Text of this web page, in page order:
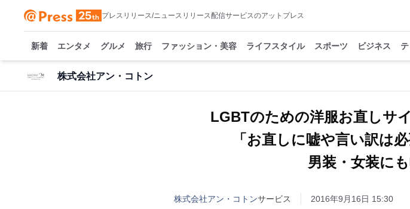
プレスリリース/ニュースリリース配信サービスのアットプレス
新着 エンタメ グルメ 旅行 ファッション・美容 ライフスタイル スポーツ ビジネス
株式会社アン・コトン
LGBTのための洋服お直しサ
「お直しに嘘や言い訳は
男装・女装に
株式会社アン・コトンサービス 2016年9月16日 15:30